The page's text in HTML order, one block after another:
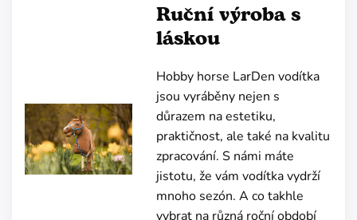
Ruční výroba s
láskou
Hobby horse LarDen vodítka
jsou vyráběny nejen s
důrazem na estetiku,
praktičnost, ale také na kvalitu
zpracování. S námi máte
jistotu, že vám vodítka vydrží
mnoho sezón. A co takhle
vybrat na různá roční období